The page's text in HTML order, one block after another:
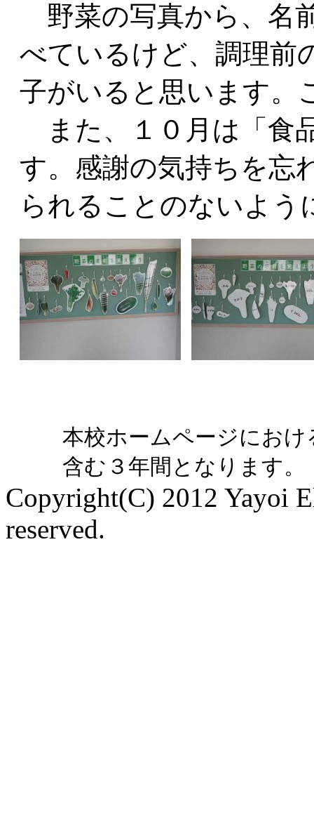
野菜の写真から、名
べているけど、調理前
子がいると思います。
また、１０月は「食
す。感謝の気持ちを忘
られることのないよう
本校ホームページにお
含む３年間となります。
Copyright(C) 2012 Yayoi
reserved.